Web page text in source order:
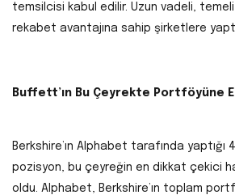
temsilcisi kabul edilir. Uzun vadeli,
rekabet avantajına sahip şirketlere
Buffett’ın Bu Çeyrekte Portföyüne
Berkshire’ın Alphabet tarafında yaptığı
pozisyon, bu çeyreğin en dikkat çekici
oldu. Alphabet, Berkshire’ın toplam